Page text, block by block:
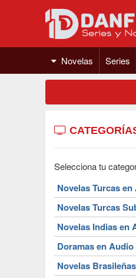
Novelas Series
Selecciona tu
Novelas Turcas
Novelas Turcas
Novelas Indias en
Doramas en
Novelas Brasileñas